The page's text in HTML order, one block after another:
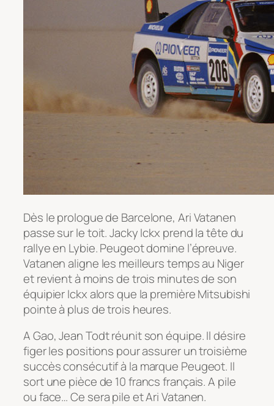
Dès le prologue de Barcelone, Ari Vatanen
passe sur le toit. Jacky Ickx prend la tête du
rallye en Lybie. Peugeot domine l’épreuve.
Vatanen aligne les meilleurs temps au Niger
et revient à moins de trois minutes de son
équipier Ickx alors que la première Mitsubishi
pointe à plus de trois heures.
A Gao, Jean Todt réunit son équipe. Il désire
figer les positions pour assurer un troisième
succès consécutif à la marque Peugeot. Il
sort une pièce de 10 francs français. A pile
ou face… Ce sera pile et Ari Vatanen.